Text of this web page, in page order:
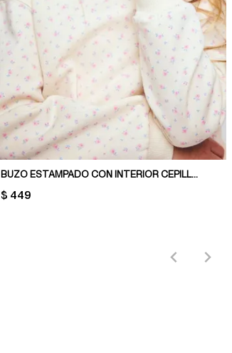
BUZO ESTAMPADO CON INTERIOR CEPILLADO
PRICE:
$ 449